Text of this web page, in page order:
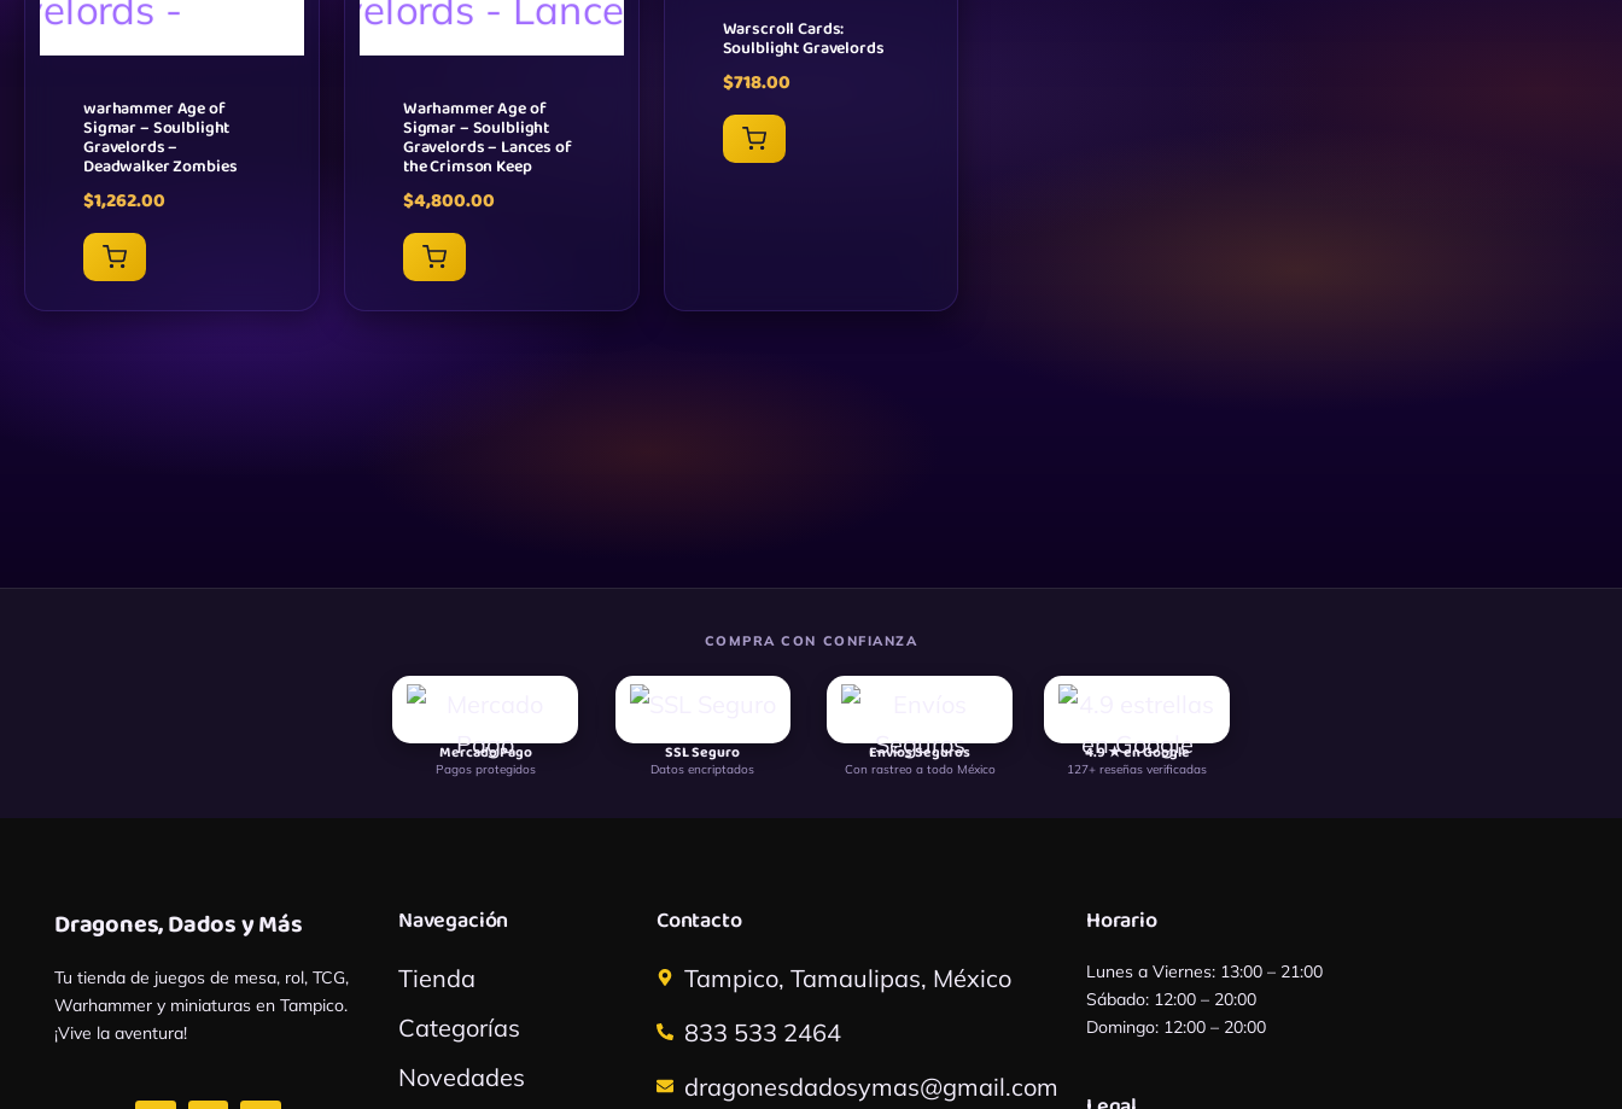
warhammer Age of
Sigmar – Soulblight
Gravelords –
Deadwalker Zombies
$1,262.00
Warhammer Age of
Sigmar – Soulblight
Gravelords – Lances of
the Crimson Keep
$4,800.00
Warscroll Cards:
Soulblight Gravelords
$718.00
COMPRA CON CONFIANZA
Mercado Pago
Pagos protegidos
SSL Seguro
Datos encriptados
Envíos Seguros
Con rastreo a todo México
4.9 ★ en Google
127+ reseñas verificadas
Dragones, Dados y Más
Tu tienda de juegos de mesa, rol, TCG,
Warhammer y miniaturas en Tampico.
¡Vive la aventura!
Navegación
Tienda
Categorías
Novedades
Contacto
Tampico, Tamaulipas, México
833 533 2464
dragonesdadosymas@gmail.com
Horario
Lunes a Viernes: 13:00 – 21:00
Sábado: 12:00 – 20:00
Domingo: 12:00 – 20:00